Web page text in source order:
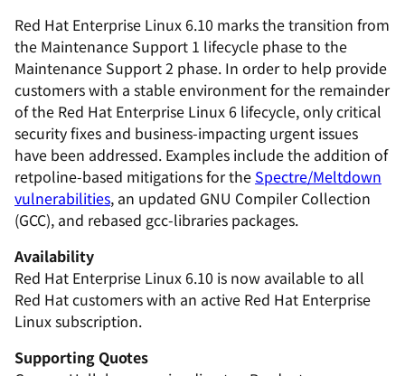
Red Hat Enterprise Linux 6.10 marks the transition from
the Maintenance Support 1 lifecycle phase to the
Maintenance Support 2 phase. In order to help provide
customers with a stable environment for the remainder
of the Red Hat Enterprise Linux 6 lifecycle, only critical
security fixes and business-impacting urgent issues
have been addressed. Examples include the addition of
retpoline-based mitigations for the Spectre/Meltdown
vulnerabilities, an updated GNU Compiler Collection
(GCC), and rebased gcc-libraries packages.
Availability
Red Hat Enterprise Linux 6.10 is now available to all
Red Hat customers with an active Red Hat Enterprise
Linux subscription.
Supporting Quotes